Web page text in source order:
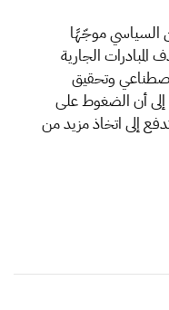
السياسي موجّهًا
الجارية
وتحقيق
إلى أن الضغوط على
إلى اتخاذ مزيد من